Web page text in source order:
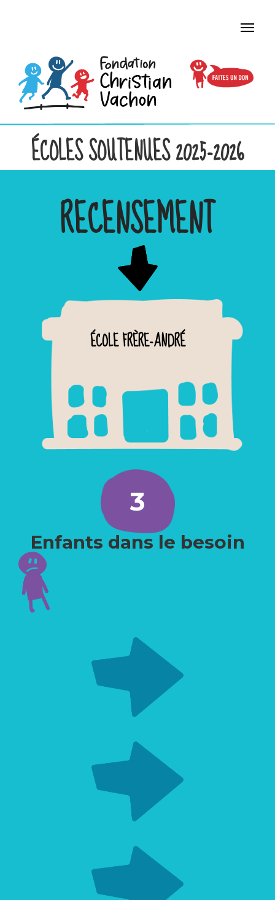
ÉCOLES SOUTENUES 2025-2026
RECENSEMENT
ÉCOLE FRÈRE-ANDRÉ
3
Enfants dans le besoin